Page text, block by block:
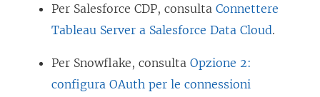
Per Salesforce CDP, consulta Connettere
Tableau Server a Salesforce Data Cloud.
Per Snowflake, consulta Opzione 2:
configura OAuth per le connessioni